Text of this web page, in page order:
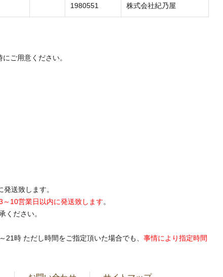
1980551 株式会社紀乃屋
ご用意ください。
送致します。
～10営業日以内に発送致します。
ください。
21時 ただし時間をご指定頂いた場合でも、事情により指定時間